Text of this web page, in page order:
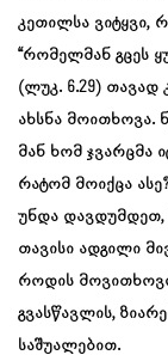
კეთილსა ვიტყვი,
“რომელმან გცეს
(ლუკ. 6.29) თავად
ახსნა მოითხოვა.
მან ხომ ჯვარცმა
რატომ მოიქცა
უნდა დავდუმდეთ,
თავისი ადგილი
როდის
გვასწავლის,
საშუალებით.